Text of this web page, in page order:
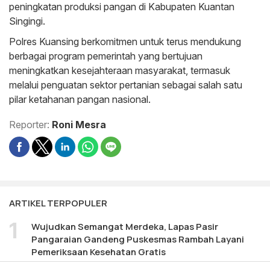
peningkatan produksi pangan di Kabupaten Kuantan
Singingi.
Polres Kuansing berkomitmen untuk terus mendukung
berbagai program pemerintah yang bertujuan
meningkatkan kesejahteraan masyarakat, termasuk
melalui penguatan sektor pertanian sebagai salah satu
pilar ketahanan pangan nasional.
Reporter: Roni Mesra
ARTIKEL TERPOPULER
Wujudkan Semangat Merdeka, Lapas Pasir
Pangaraian Gandeng Puskesmas Rambah Layani
Pemeriksaan Kesehatan Gratis